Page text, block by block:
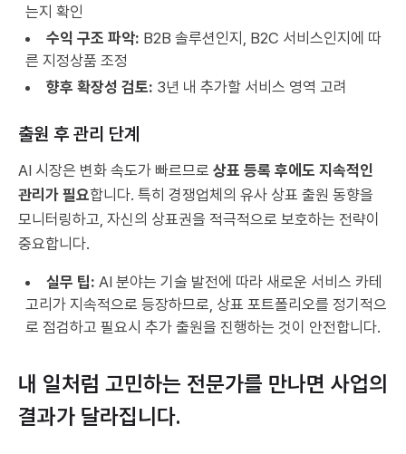
는지 확인
수익 구조 파악: B2B 솔루션인지, B2C 서비스인지에 따
른 지정상품 조정
향후 확장성 검토: 3년 내 추가할 서비스 영역 고려
출원 후 관리 단계
AI 시장은 변화 속도가 빠르므로 상표 등록 후에도 지속적인
관리가 필요합니다. 특히 경쟁업체의 유사 상표 출원 동향을
모니터링하고, 자신의 상표권을 적극적으로 보호하는 전략이
중요합니다.
실무 팁: AI 분야는 기술 발전에 따라 새로운 서비스 카테
고리가 지속적으로 등장하므로, 상표 포트폴리오를 정기적으
로 점검하고 필요시 추가 출원을 진행하는 것이 안전합니다.
내 일처럼 고민하는 전문가를 만나면 사업의
결과가 달라집니다.